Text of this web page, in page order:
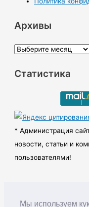
Мы используем
Архивы
А
х
ы
Статистика
* Администрация
новости, статьи и
пользователями!